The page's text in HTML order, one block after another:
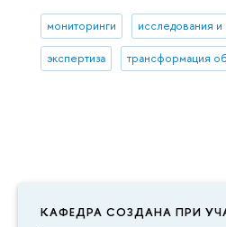
КАФЕДРА СОЗДАНА ПРИ
мониторинги исследования и
экспертиза трансформация